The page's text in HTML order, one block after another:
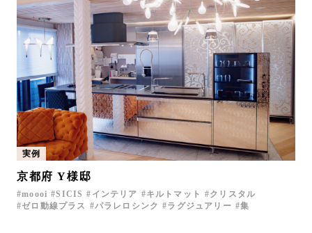
実例
京都府 Y様邸
moooi SICIS インテリア キルトマット
クリスタル
ゼロ動線プラス
パラレロシンク ラグジュアリー 集